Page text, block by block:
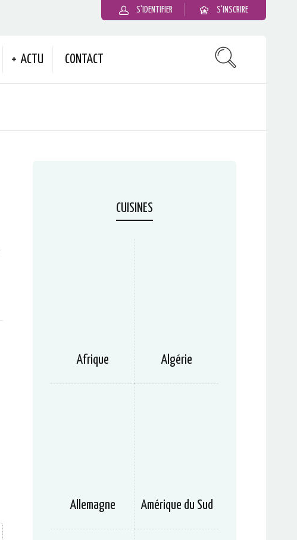
S'IDENTIFIER S'INSCRIRE
ACTU CONTACT
CUISINES
Afrique Algérie
Allemagne Amérique du Sud